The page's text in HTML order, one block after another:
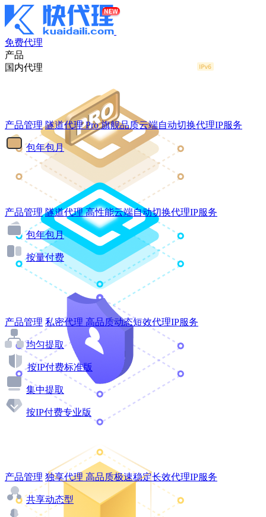
免费代理
产品
国内代理
产品管理 隧道代理Pro 旗舰品质云端自动切换代理IP服务
包年包月
产品管理 隧道代理 高性能云端自动切换代理IP服务
包年包月
按量付费
产品管理 私密代理 高品质动态短效代理IP服务
均匀提取
按IP付费标准版
集中提取
按IP付费专业版
产品管理 独享代理 高品质极速稳定长效代理IP服务
共享动态型